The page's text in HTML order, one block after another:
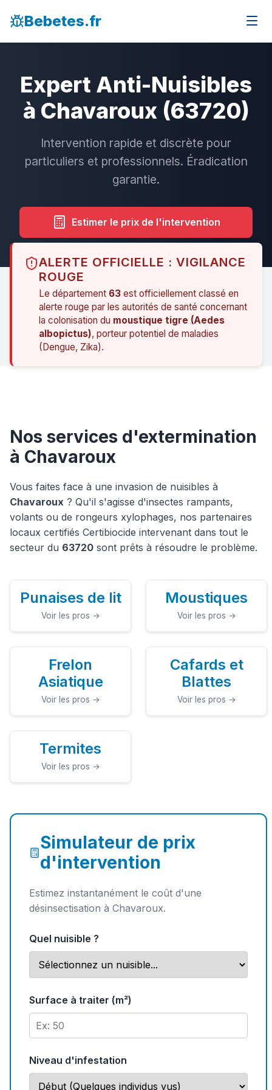
Bebetes.fr
Expert Anti-Nuisibles
à Chavaroux (63720)
Intervention rapide et discrète pour
particuliers et professionnels. Éradication
garantie.
Estimer le prix de l'intervention
ALERTE OFFICIELLE : VIGILANCE
ROUGE
Le département 63 est officiellement classé en
alerte rouge par les autorités de santé concernant
la colonisation du moustique tigre (Aedes
albopictus), porteur potentiel de maladies
(Dengue, Zika).
Nos services d'extermination
à Chavaroux
Vous faites face à une invasion de nuisibles à
Chavaroux ? Qu'il s'agisse d'insectes rampants,
volants ou de rongeurs xylophages, nos partenaires
locaux certifiés Certibiocide intervenant dans tout le
secteur du 63720 sont prêts à résoudre le problème.
Punaises de lit
Voir les pros →
Moustiques
Voir les pros →
Frelon
Asiatique
Voir les pros →
Cafards et
Blattes
Voir les pros →
Termites
Voir les pros →
Simulateur de prix
d'intervention
Estimez instantanément le coût d'une
désinsectisation à Chavaroux.
Quel nuisible ?
Surface à traiter (m²)
Niveau d'infestation